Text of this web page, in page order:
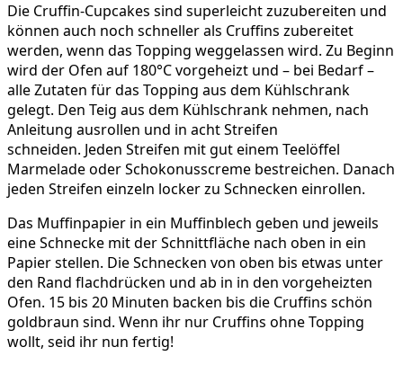
Die Cruffin-Cupcakes sind superleicht zuzubereiten und
können auch noch schneller als Cruffins zubereitet
werden, wenn das Topping weggelassen wird. Zu Beginn
wird der Ofen auf 180°C vorgeheizt und – bei Bedarf –
alle Zutaten für das Topping aus dem Kühlschrank
gelegt. Den Teig aus dem Kühlschrank nehmen, nach
Anleitung ausrollen und in acht Streifen
schneiden. Jeden Streifen mit gut einem Teelöffel
Marmelade oder Schokonusscreme bestreichen. Danach
jeden Streifen einzeln locker zu Schnecken einrollen.
Das Muffinpapier in ein Muffinblech geben und jeweils
eine Schnecke mit der Schnittfläche nach oben in ein
Papier stellen. Die Schnecken von oben bis etwas unter
den Rand flachdrücken und ab in in den vorgeheizten
Ofen. 15 bis 20 Minuten backen bis die Cruffins schön
goldbraun sind. Wenn ihr nur Cruffins ohne Topping
wollt, seid ihr nun fertig!